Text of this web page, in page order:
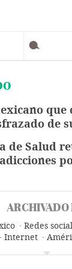
que
de
de Salud
ARCHIVADO
Redes
Internet